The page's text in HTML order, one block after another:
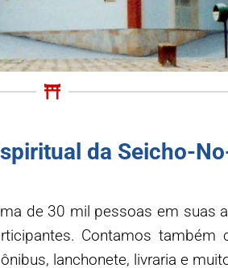
da Seicho-
de 30 mil pessoas em suas
Contamos também
lanchonete, livraria e